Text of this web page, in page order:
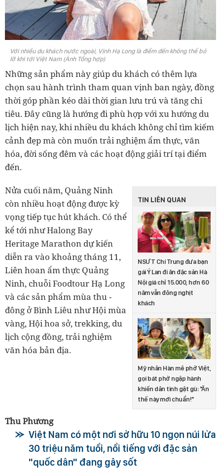
Với nhiều du khách nước ngoài, Vịnh Hạ Long là điểm đến không thể bỏ
lỡ khi tới Việt Nam (Ảnh Tổng hợp)
Những sản phẩm này giúp du khách có thêm lựa
chọn sau hành trình tham quan vịnh ban ngày, đồng
thời góp phần kéo dài thời gian lưu trú và tăng chi
tiêu. Đây cũng là hướng đi phù hợp với xu hướng du
lịch hiện nay, khi nhiều du khách không chỉ tìm kiếm
cảnh đẹp mà còn muốn trải nghiệm ẩm thực, văn
hóa, đời sống đêm và các hoạt động giải trí tại điểm
đến.
TIN LIÊN QUAN
NSƯT Chí Trung đưa bạn
gái Ý Lan đi ăn đặc sản Hà
Nội giá chỉ 15.000, hơn 60
năm vẫn đông nghịt
khách
Mỹ nhân Hàn mê phở Việt,
gọi bát phở ngập hành
khiến dân tình gật gù: "Ăn
thế này mới chuẩn!"
Nửa cuối năm, Quảng Ninh
còn nhiều hoạt động được kỳ
vọng tiếp tục hút khách. Có thể
kể tới như Halong Bay
Heritage Marathon dự kiến
diễn ra vào khoảng tháng 11,
Liên hoan ẩm thực Quảng
Ninh, chuỗi Foodtour Hạ Long
và các sản phẩm mùa thu -
đông ở Bình Liêu như Hội mùa
vàng, Hội hoa sở, trekking, du
lịch cộng đồng, trải nghiệm
văn hóa bản địa.
Thu Phương
Việt Nam có một nơi sở hữu 10 ngọn núi lửa
30 triệu năm tuổi, nổi tiếng với đặc sản
"quốc dân" đang gây sốt